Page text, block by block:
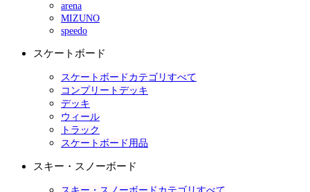
arena
MIZUNO
speedo
スケートボード
スケートボードカテゴリすべて
コンプリートデッキ
デッキ
ウィール
トラック
スケートボード用品
スキー・スノーボード